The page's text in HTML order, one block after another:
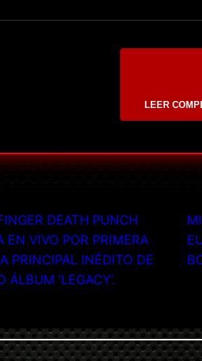
LEER
DEATH PUNCH
EN VIVO POR PRIMERA
PRINCIPAL INÉDITO DE
ÁLBUM ‘LEGACY’.